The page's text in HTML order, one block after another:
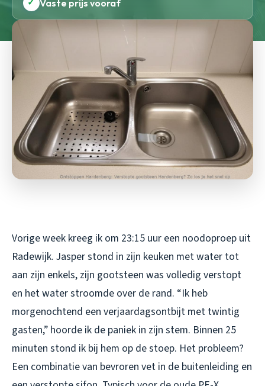
Vaste prijs vooraf
Vorige week kreeg ik om 23:15 uur een noodoproep uit
Radewijk. Jasper stond in zijn keuken met water tot
aan zijn enkels, zijn gootsteen was volledig verstopt
en het water stroomde over de rand. “Ik heb
morgenochtend een verjaardagsontbijt met twintig
gasten,” hoorde ik de paniek in zijn stem. Binnen 25
minuten stond ik bij hem op de stoep. Het probleem?
Een combinatie van bevroren vet in de buitenleiding en